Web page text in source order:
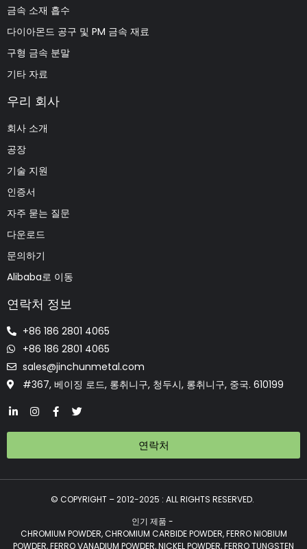
금속 소재 흡수
다이아몬드 공구 및 PM 금속 재료
구형 금속 분말
기타 자료
우리 회사
회사 소개
공장
기술 지원
인증서
자주 묻는 질문
다운로드
문의하기
Alibaba로 이동
연락처 정보
+86 186 2801 4065
+86 186 2801 4065
sales@jinchunmetal.com
#367, 베이징 로드, 롱취니구, 청두시, 롱취니구, 중국. 610199
연락처
© COPYRIGHT – 2012-2025 : ALL RIGHTS RESERVED.
인기 제품 -
CHROMIUM POWDER, CHROMIUM CARBIDE POWDER, FERRO NIOBIUM
POWDER, FERRO VANADIUM POWDER, NICKEL POWDER, FERRO TUNGSTEN